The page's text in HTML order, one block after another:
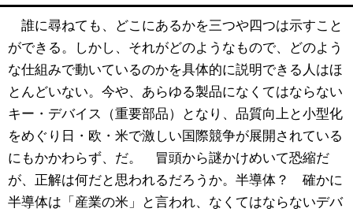
誰に尋ねても、どこにあるかを三つや四つは示すこと
ができる。しかし、それがどのようなもので、どのよう
な仕組みで動いているのかを具体的に説明できる人はほ
とんどいない。今や、あらゆる製品になくてはならない
キー・デバイス（重要部品）となり、品質向上と小型化
をめぐり日・欧・米で激しい国際競争が展開されている
にもかかわらず、だ。 冒頭から謎かけめいて恐縮だ
が、正解は何だと思われるだろうか。半導体？ 確かに
半導体は「産業の米」と言われ、なくてはならないデバ